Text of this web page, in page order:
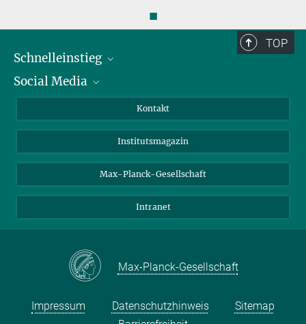
◼
TOP
Schnelleinstieg
Alumni
Fördernde
Schulen
Studierende
Social Media
Bluesky
Facebook
YouTube
Kontakt
Institutsmagazin
Max-Planck-Gesellschaft
Intranet
Max-Planck-Gesellschaft
Impressum Datenschutzhinweis
Sitemap